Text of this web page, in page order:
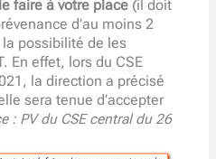
faire à votre place (il doit
d’au moins 2
possibilité de les
En effet, lors du CSE
la direction a précisé
sera tenue d’accepter
: PV du CSE central du 26